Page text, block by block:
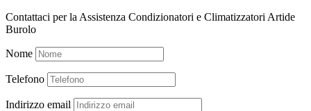
Contattaci per la Assistenza Condizionatori e Climatizzatori Artide
Burolo
Nome
Telefono
Indirizzo email